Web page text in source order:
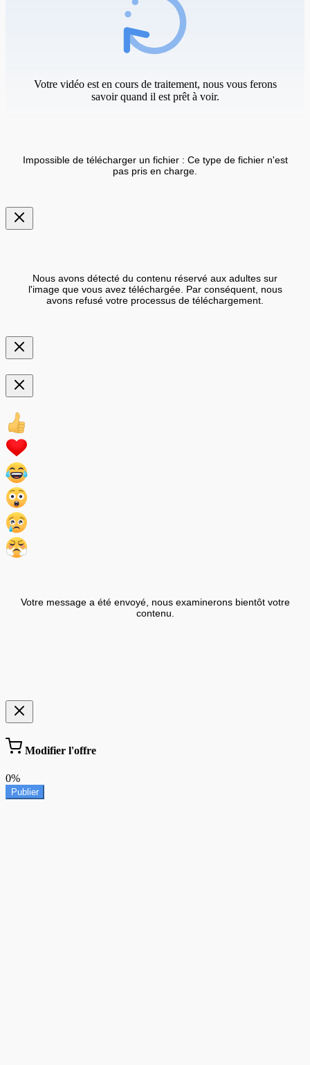
Votre vidéo est en cours de traitement, nous vous ferons
savoir quand il est prêt à voir.
Impossible de télécharger un fichier : Ce type de fichier n'est
pas pris en charge.
Nous avons détecté du contenu réservé aux adultes sur
l'image que vous avez téléchargée. Par conséquent, nous
avons refusé votre processus de téléchargement.
Votre message a été envoyé, nous examinerons bientôt votre
contenu.
Modifier l'offre
0%
Publier